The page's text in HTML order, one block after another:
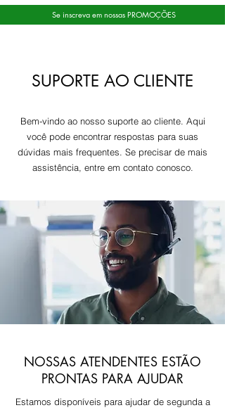
Se inscreva em nossas PROMOÇÕES
SUPORTE AO CLIENTE
Bem-vindo ao nosso suporte ao cliente. Aqui
você pode encontrar respostas para suas
dúvidas mais frequentes. Se precisar de mais
assistência, entre em contato conosco.
NOSSAS ATENDENTES ESTÃO
PRONTAS PARA AJUDAR
Estamos disponíveis para ajudar de segunda a